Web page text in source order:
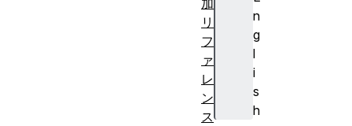
n
g
l
i
s
h
加
リ
フ
ァ
レ
ン
ス